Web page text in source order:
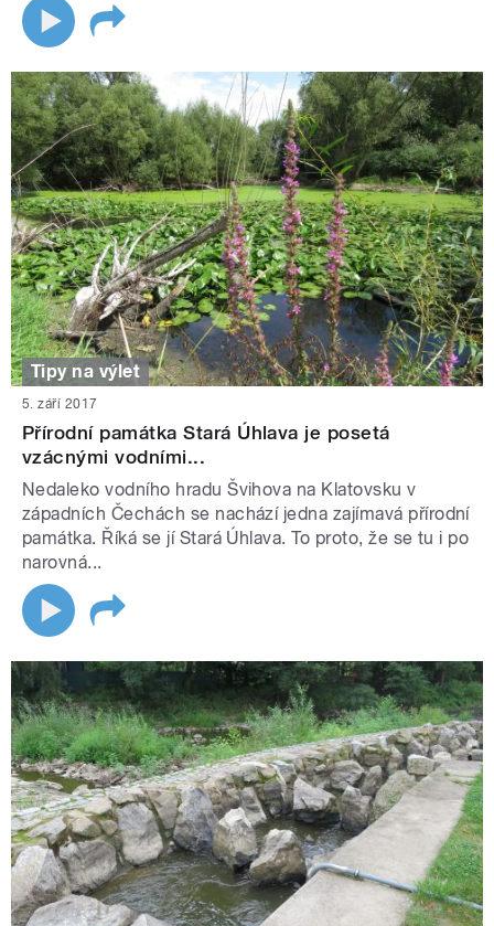
Tipy na výlet
5. září 2017
Přírodní památka Stará Úhlava je posetá
vzácnými vodními...
Nedaleko vodního hradu Švihova na Klatovsku v
západních Čechách se nachází jedna zajímavá přírodní
památka. Říká se jí Stará Úhlava. To proto, že se tu i po
narovná...